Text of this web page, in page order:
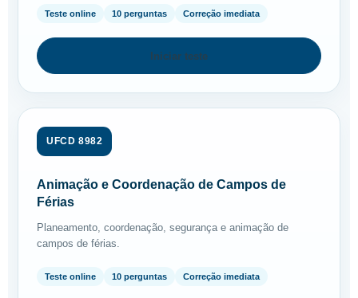
Teste online 10 perguntas Correção imediata
Iniciar teste
UFCD 8982
Animação e Coordenação de Campos de
Férias
Planeamento, coordenação, segurança e animação de
campos de férias.
Teste online 10 perguntas Correção imediata